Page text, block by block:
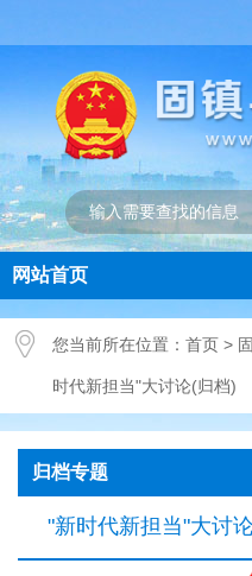
网站首页
您当前所在位置： 首页 >
时代新担当"大讨论(归档)
归档专题
"新时代新担当"大讨